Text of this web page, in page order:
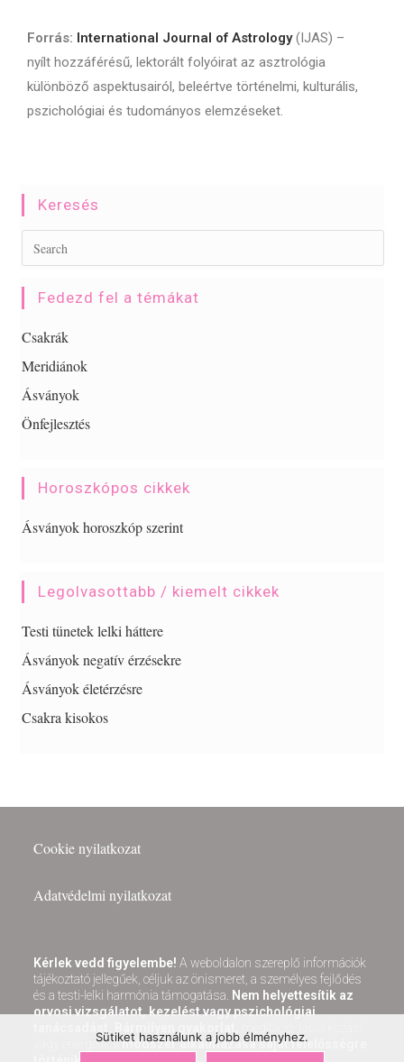
Forrás: International Journal of Astrology(IJAS) –
nyílt hozzáférésű, lektorált folyóirat az asztrológia
különböző aspektusairól, beleértve történelmi, kulturális,
pszichológiai és tudományos elemzéseket.
Keresés
Fedezd fel a témákat
Csakrák
Meridiánok
Ásványok
Önfejlesztés
Horoszkópos cikkek
Ásványok horoszkóp szerint
Legolvasottabb / kiemelt cikkek
Testi tünetek lelki háttere
Ásványok negatív érzésekre
Ásványok életérzésre
Csakra kisokos
Cookie nyilatkozat
Adatvédelmi nyilatkozat
Kérlek vedd figyelembe! A weboldalon szereplő információk
tájékoztató jellegűek, céljuk az önismeret, a személyes fejlődés
és a testi-lelki harmónia támogatása. Nem helyettesítik az
orvosi vizsgálatot, kezelést vagy pszichológiai
Bármilyen gyakorlat,
meditáció, táplálkozási
vagy energetikaimódszer alkalmazása saját felelősségre
Sütiket használunk a jobb élményhez.